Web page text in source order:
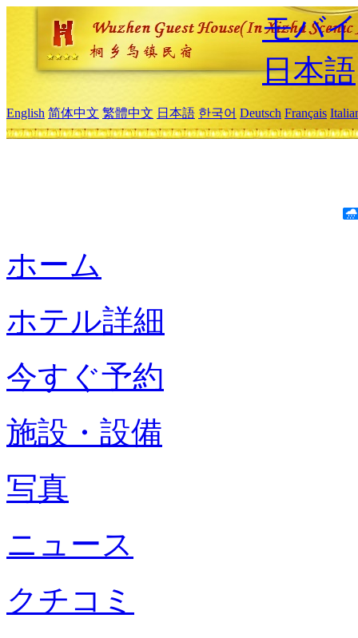
モバ
日本語
English 简体中文 繁體中文 日本語 한국어 Deutsch Français
ホーム
ホテル詳細
今すぐ予約
施設・設備
写真
ニュース
クチコミ